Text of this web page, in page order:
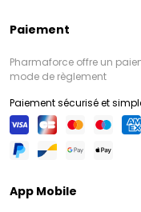
Paiement
Pharmaforce offre un
mode de règlement
Paiement sécurisé et
App Mobile